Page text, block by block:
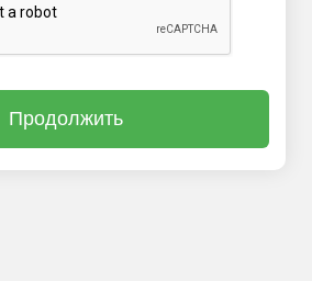
Продолжить